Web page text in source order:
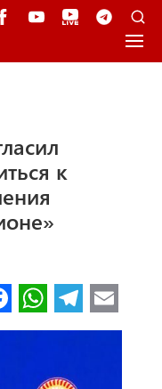
к
Fa
ce
W
h
Te
le m